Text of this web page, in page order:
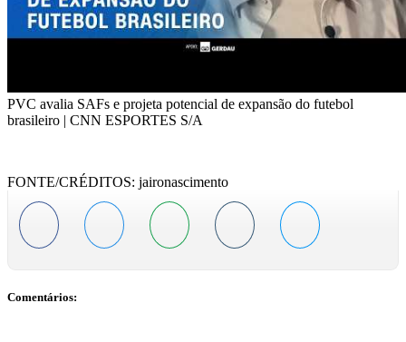
PVC avalia SAFs e projeta potencial de expansão do futebol
brasileiro | CNN ESPORTES S/A
FONTE/CRÉDITOS: jaironascimento
Comentários: